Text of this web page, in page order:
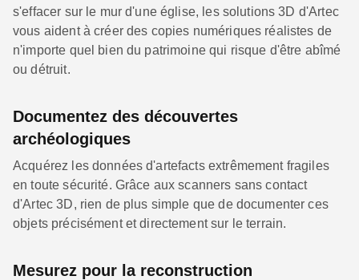
s'effacer sur le mur d'une église, les solutions 3D d'Artec
vous aident à créer des copies numériques réalistes de
n'importe quel bien du patrimoine qui risque d'être abîmé
ou détruit.
Documentez des découvertes
archéologiques
Acquérez les données d'artefacts extrêmement fragiles
en toute sécurité. Grâce aux scanners sans contact
d'Artec 3D, rien de plus simple que de documenter ces
objets précisément et directement sur le terrain.
Mesurez pour la reconstruction